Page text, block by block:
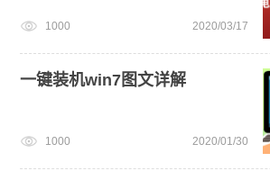
1000 2020/03/17
一键装机win7图文详解
1000 2020/01/30